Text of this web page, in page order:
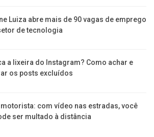
Luiza abre mais de 90 vagas de emprego
de tecnologia
a lixeira do Instagram? Como achar e
os posts excluídos
com vídeo nas estradas, você
ser multado à distância